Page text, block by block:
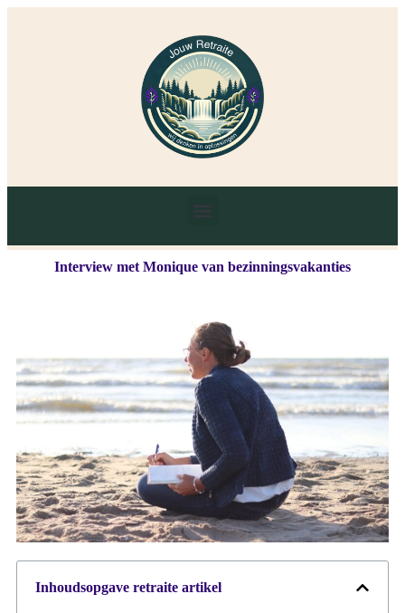
Interview met Monique van bezinningsvakanties
Inhoudsopgave retraite artikel